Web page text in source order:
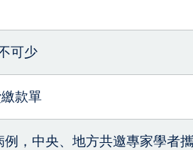
可少
款單
，中央、地方共邀專家學者